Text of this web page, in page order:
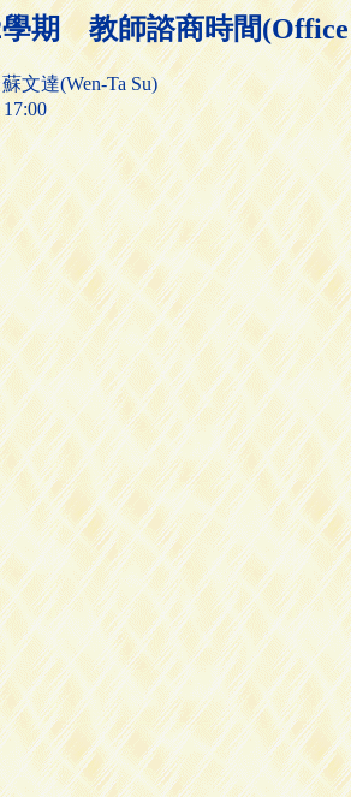
學期 教師諮商時間
文達(Wen-Ta Su)